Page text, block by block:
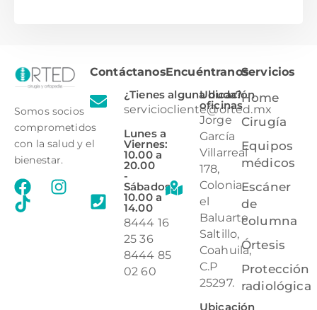
Somos socios
comprometidos
con la salud y el
bienestar.
Contáctanos
¿Tienes alguna duda?
serviciocliente@orted.mx
Lunes a
Viernes:
10.00 a
20.00
-
Sábados:
10.00 a
14.00
8444 16
25 36
8444 85
02 60
Encuéntranos
Ubicación
oficinas
Jorge
García
Villarreal
178,
Colonia
el
Baluarte,
Saltillo,
Coahuila,
C.P
25297.
Ubicación
Servicios
Home
Cirugía
Equipos
médicos
Escáner
de
columna
Órtesis
Protección
radiológica